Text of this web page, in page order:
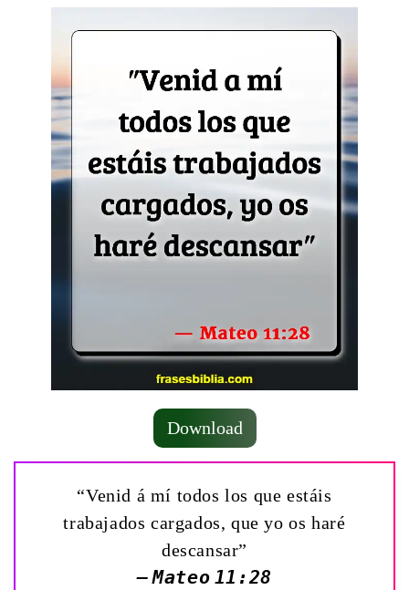
Download
“Venid á mí todos los que estáis
trabajados cargados, que yo os haré
descansar”
— Mateo 11:28